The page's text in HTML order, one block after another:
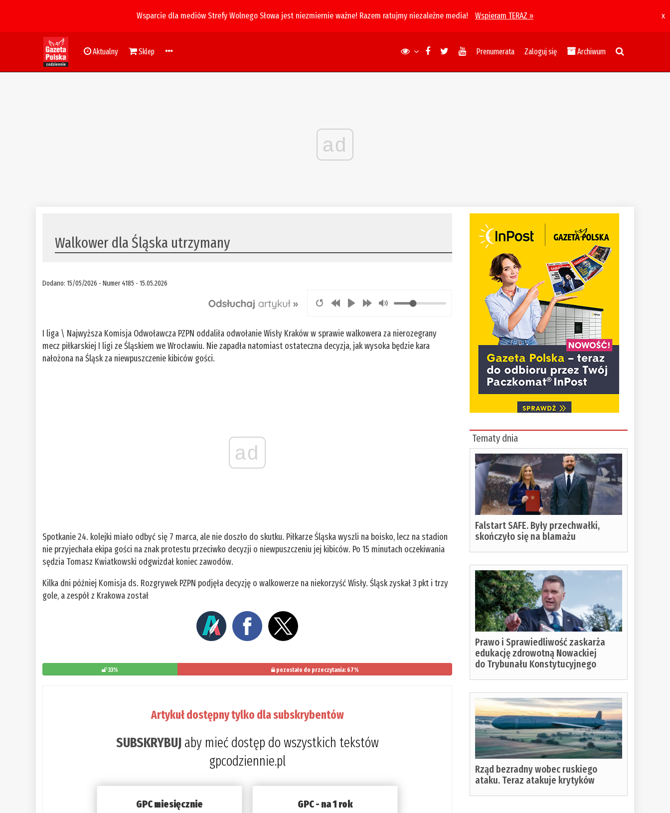
Wsparcie dla mediów Strefy Wolnego Słowa jest niezmiernie ważne! Razem ratujmy niezależne media! Wspieram TERAZ » x
Aktualny Sklep Prenumerata Zaloguj się Archiwum
ad
Walkower dla Śląska utrzymany
Dodano: 15/05/2026 - Numer 4185 - 15.05.2026
I liga \ Najwyższa Komisja Odwoławcza PZPN oddaliła odwołanie Wisły Kraków w sprawie walkowera za nierozegrany
mecz piłkarskiej I ligi ze Śląskiem we Wrocławiu. Nie zapadła natomiast ostateczna decyzja, jak wysoka będzie kara
nałożona na Śląsk za niewpuszczenie kibiców gości.
ad
Spotkanie 24. kolejki miało odbyć się 7 marca, ale nie doszło do skutku. Piłkarze Śląska wyszli na boisko, lecz na stadion
nie przyjechała ekipa gości na znak protestu przeciwko decyzji o niewpuszczeniu jej kibiców. Po 15 minutach oczekiwania
sędzia Tomasz Kwiatkowski odgwizdał koniec zawodów.
Kilka dni później Komisja ds. Rozgrywek PZPN podjęła decyzję o walkowerze na niekorzyść Wisły. Śląsk zyskał 3 pkt i trzy
gole, a zespół z Krakowa został
33% pozostało do przeczytania: 67%
Artykuł dostępny tylko dla subskrybentów
SUBSKRYBUJaby mieć dostęp do wszystkich tekstów
gpcodziennie.pl
GPC miesięcznie GPC - na 1 rok
Tematy dnia
Falstart SAFE. Były przechwałki,
skończyło się na blamażu
Prawo i Sprawiedliwość zaskarża
edukację zdrowotną Nowackiej
do Trybunału Konstytucyjnego
Rząd bezradny wobec ruskiego
ataku. Teraz atakuje krytyków